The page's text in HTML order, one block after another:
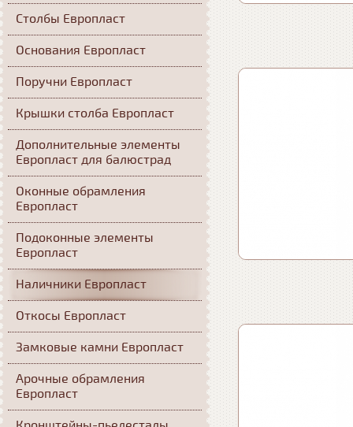
Столбы Европласт
Основания Европласт
Поручни Европласт
Крышки столба Европласт
Дополнительные элементы
Европласт для балюстрад
Оконные обрамления
Европласт
Подоконные элементы
Европласт
Наличники Европласт
Откосы Европласт
Замковые камни Европласт
Арочные обрамления
Европласт